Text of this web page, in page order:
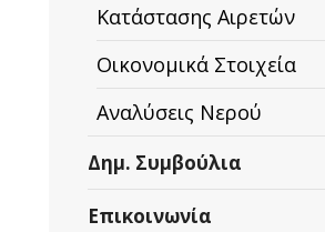
Κατάστασης Αιρετών
Οικονομικά Στοιχεία
Αναλύσεις Νερού
Δημ. Συμβούλια
Επικοινωνία